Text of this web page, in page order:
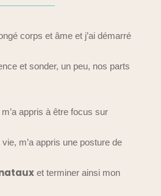
corps et âme et j’ai démarré
et sonder, un peu, nos parts
m’a appris à être focus sur
m’a appris une posture de
et terminer ainsi mon